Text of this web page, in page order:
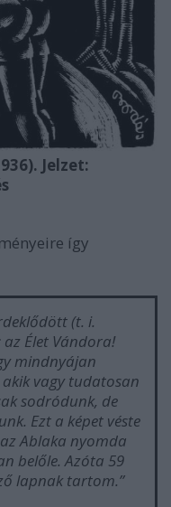
Jelzet:
így
(t. i.
Élet Vándora!
mindnyájan
vagy tudatosan
sodródunk, de
Ezt a képet véste
Ablaka nyomda
belőle. Azóta 59
lapnak tartom.”